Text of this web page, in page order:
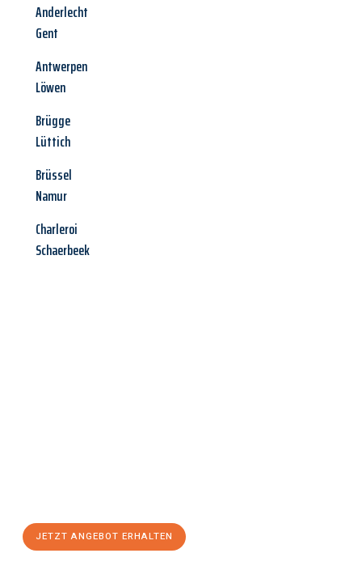
Anderlecht
Gent
Antwerpen
Löwen
Brügge
Lüttich
Brüssel
Namur
Charleroi
Schaerbeek
JETZT ANGEBOT ERHALTEN